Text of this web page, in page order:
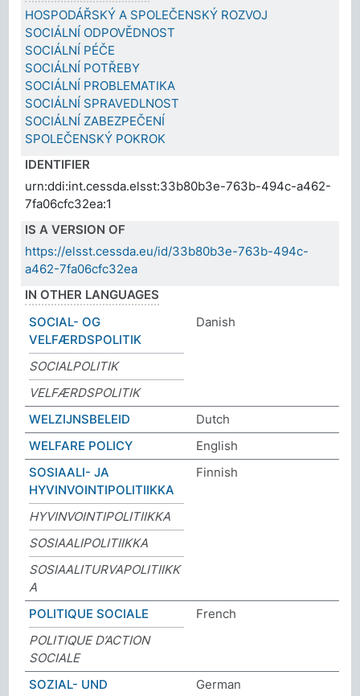
HOSPODÁŘSKÝ A SPOLEČENSKÝ ROZVOJ
SOCIÁLNÍ ODPOVĚDNOST
SOCIÁLNÍ PÉČE
SOCIÁLNÍ POTŘEBY
SOCIÁLNÍ PROBLEMATIKA
SOCIÁLNÍ SPRAVEDLNOST
SOCIÁLNÍ ZABEZPEČENÍ
SPOLEČENSKÝ POKROK
IDENTIFIER
urn:ddi:int.cessda.elsst:33b80b3e-763b-494c-a462-
7fa06cfc32ea:1
IS A VERSION OF
https://elsst.cessda.eu/id/33b80b3e-763b-494c-
a462-7fa06cfc32ea
IN OTHER LANGUAGES
SOCIAL- OG
VELFÆRDSPOLITIK
Danish
SOCIALPOLITIK
VELFÆRDSPOLITIK
WELZIJNSBELEID
Dutch
WELFARE POLICY
English
SOSIAALI- JA
HYVINVOINTIPOLITIIKKA
Finnish
HYVINVOINTIPOLITIIKKA
SOSIAALIPOLITIIKKA
SOSIAALITURVAPOLITIIKK
A
POLITIQUE SOCIALE
French
POLITIQUE D’ACTION
SOCIALE
SOZIAL- UND
German